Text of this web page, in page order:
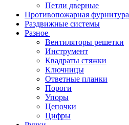
Петли дверные
Противопожарная фурнитура
Раздвижные системы
Разное
Вентиляторы решетки
Инструмент
Квадраты стяжки
Ключницы
Ответные планки
Пороги
Упоры
Цепочки
Цифры